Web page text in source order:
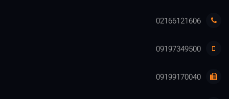
02166121606
09197349500
09199170040